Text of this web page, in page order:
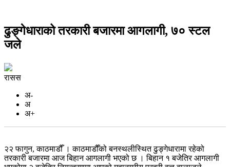
ढुङ्गेधाराको तरकारी बजारमा आगलागी, ७० स्टल
जले
रासस
अ-
अ
अ+
२२ फागुन, काठमाडौँ । काठमाडौँको बनस्थलीस्थित ढुङ्गेधारामा रहेको
तरकारी बजारमा आज बिहान आगलागी भएको छ । बिहान १ बजेतिर आगलागी